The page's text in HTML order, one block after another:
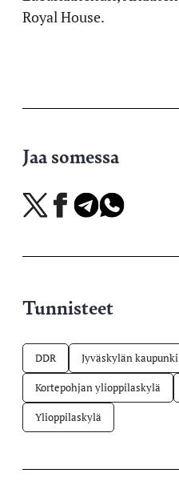
Royal House.
Jaa somessa
Jaa
X-
Jaa
Facebookissa
Jaa
Telegramissa
Jaa
WhatsAppissa
Tunnisteet
DDR Jyväskylän kaupunki
Kortepohjan ylioppilaskylä
Ylioppilaskylä